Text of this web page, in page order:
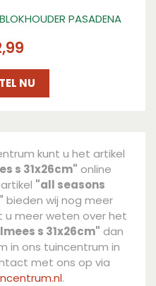
PASADENA
,99
NU
kunt u het artikel
s 31x26cm" online
"all seasons
bieden wij nog meer
u meer weten over het
s 31x26cm" dan
in ons tuincentrum in
met ons op via
.